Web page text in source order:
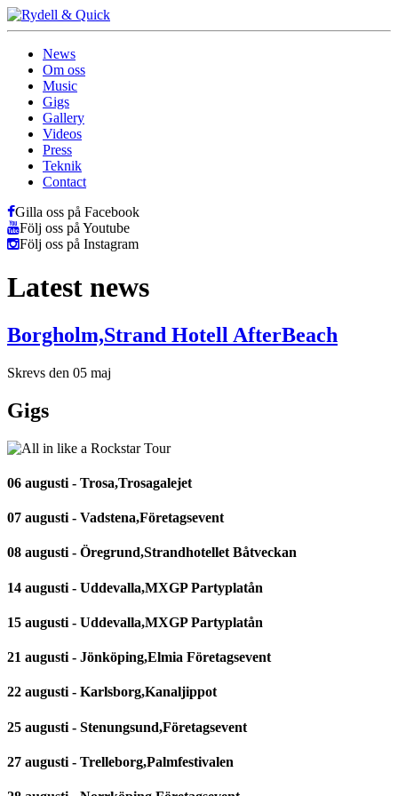
News
Om oss
Music
Gigs
Gallery
Videos
Press
Teknik
Contact
Gilla oss på Facebook
Följ oss på Youtube
Följ oss på Instagram
Latest news
Borgholm,Strand Hotell AfterBeach
Skrevs den 05 maj
Gigs
06 augusti - Trosa,Trosagalejet
07 augusti - Vadstena,Företagsevent
08 augusti - Öregrund,Strandhotellet Båtveckan
14 augusti - Uddevalla,MXGP Partyplatån
15 augusti - Uddevalla,MXGP Partyplatån
21 augusti - Jönköping,Elmia Företagsevent
22 augusti - Karlsborg,Kanaljippot
25 augusti - Stenungsund,Företagsevent
27 augusti - Trelleborg,Palmfestivalen